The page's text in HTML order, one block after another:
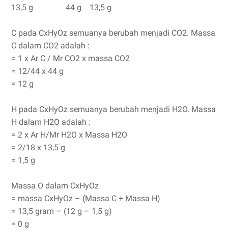
13,5 g 44 g 13,5 g
C pada CxHyOz semuanya berubah menjadi CO2. Massa
C dalam CO2 adalah :
= 1 x Ar C / Mr CO2 x massa CO2
= 12/44 x 44 g
= 12 g
H pada CxHyOz semuanya berubah menjadi H2O. Massa
H dalam H2O adalah :
= 2 x Ar H/Mr H2O x Massa H2O
= 2/18 x 13,5 g
= 1,5 g
Massa O dalam CxHyOz
= massa CxHyOz – (Massa C + Massa H)
= 13,5 gram – (12 g – 1,5 g)
= 0 g